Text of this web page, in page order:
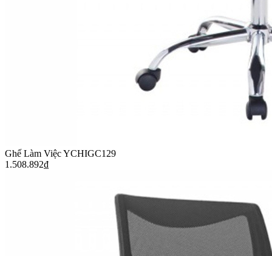
Ghế Làm Việc YCHIGC129
1.508.892₫